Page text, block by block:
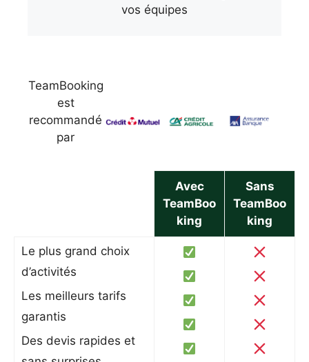
vos équipes
TeamBooking
est
recommandé
par
Avec
TeamBoo
king
Sans
TeamBoo
king
Le plus grand choix
d’activités
Les meilleurs tarifs
garantis
Des devis rapides et